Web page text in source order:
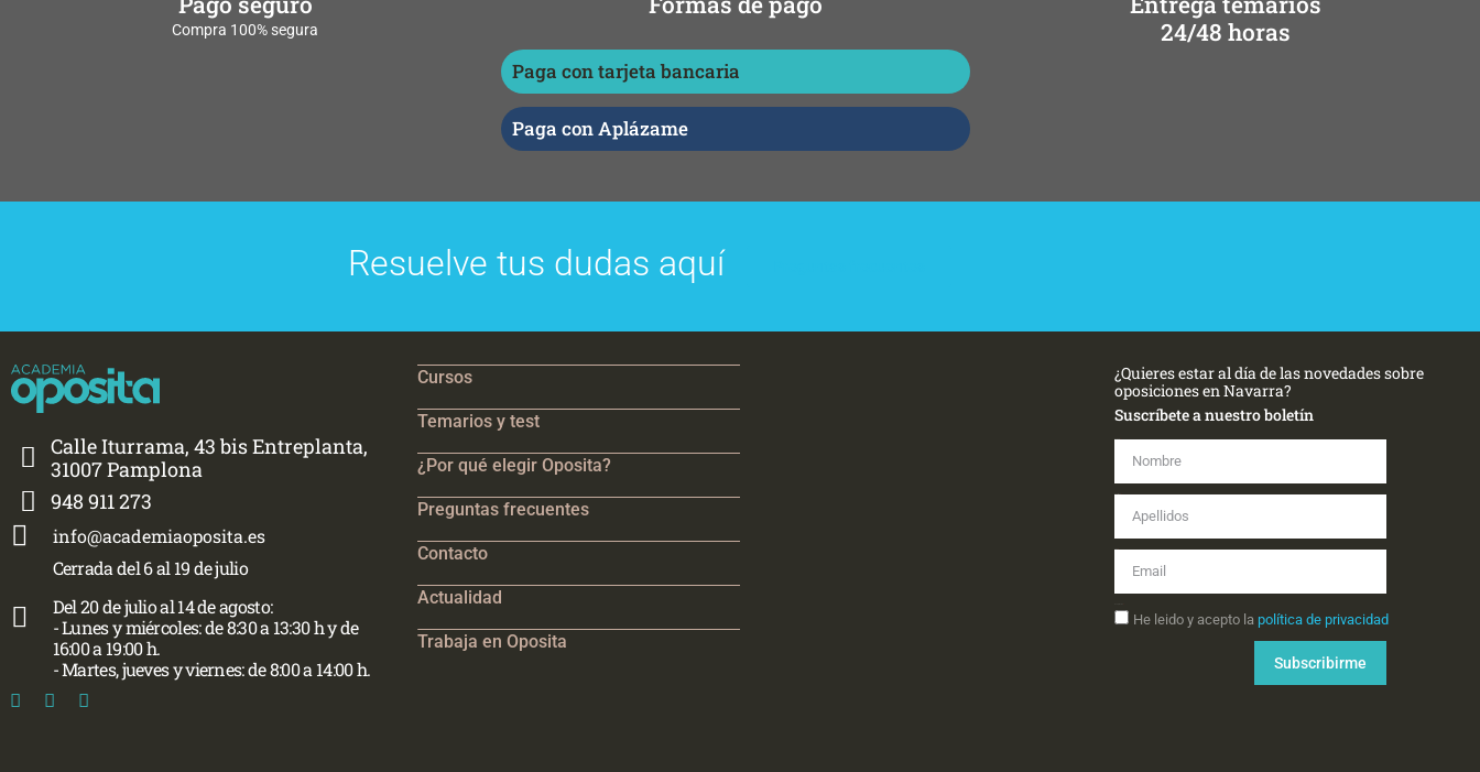
Compra 100% segura
Paga con tarjeta bancaria
Paga con Aplázame
24/48 horas
Resuelve tus dudas aquí
Calle Iturrama, 43 bis Entreplanta,
31007 Pamplona
948 911 273
info@academiaoposita.es
Cerrada del 6 al 19 de julio
Del 20 de julio al 14 de agosto:
- Lunes y miércoles: de 8:30 a 13:30 h y de
16:00 a 19:00 h.
- Martes, jueves y viernes: de 8:00 a 14:00 h.
Cursos
Temarios y test
¿Por qué elegir Oposita?
Preguntas frecuentes
Contacto
Actualidad
Trabaja en Oposita
¿Quieres estar al día de las novedades sobre
oposiciones en Navarra?
Suscríbete a nuestro boletín
He leido y acepto la política de privacidad
Subscribirme